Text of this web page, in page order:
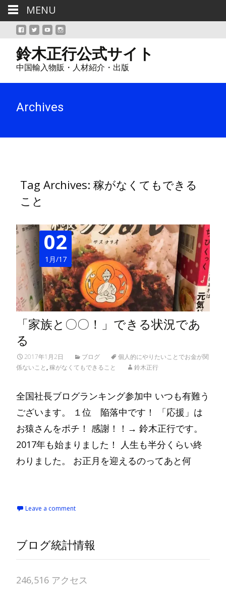
鈴木正行公式サイト
中国輸入物販・人材紹介・出版
Archives
Tag Archives: 稼がなくてもできる
こと
02
1月/17
「家族と〇〇！」できる状況であ
る
2017年1月2日 ブログ
個人的にやりたいことでお金が関
係ないこと ,稼がなくてもできること 鈴木正行
全国社長ブログランキング参加中 いつも有難う
ございます。 １位 陥落中です！ 「応援」は
お猿さんをポチ！ 感謝！！→ 鈴木正行です。
2017年も始まりました！ 人生も半分くらい終
わりました。 お正月を迎えるのってあと何
Leave a comment
ブログ統計情報
246,516 アクセス
MENU